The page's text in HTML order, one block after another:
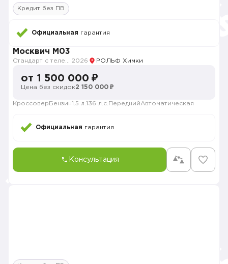
Кредит без ПВ
Официальная гарантия
Москвич M03
2026 РОЛЬФ Химки
от 1 500 000 ₽
Цена без скидок2 150 000 ₽
Кроссовер Бензин1.5 л. 136 л.с. ПереднийАвтоматическая
Официальная гарантия
Консультация